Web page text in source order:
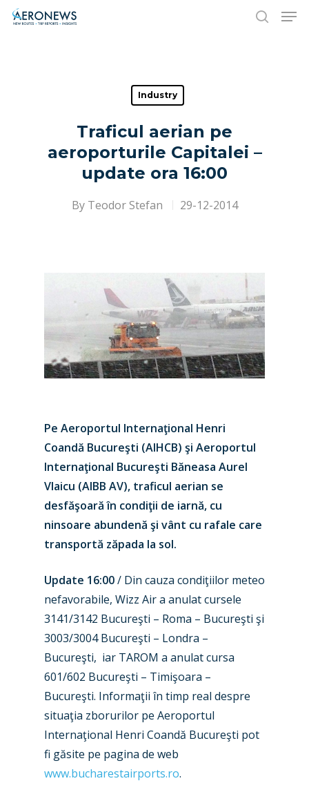
Hit enter to search or ESC to close
Industry
Traficul aerian pe
aeroporturile Capitalei –
update ora 16:00
By Teodor Stefan 29-12-2014
Pe Aeroportul Internaţional Henri
Coandă Bucureşti (AIHCB) şi Aeroportul
Internaţional Bucureşti Băneasa Aurel
Vlaicu (AIBB AV), traficul aerian se
desfăşoară în condiţii de iarnă, cu
ninsoare abundenă şi vânt cu rafale care
transportă zăpada la sol.
Update 16:00/ Din cauza condiţiilor meteo
nefavorabile, Wizz Air a anulat cursele
3141/3142 Bucureşti – Roma – Bucureşti şi
3003/3004 Bucureşti – Londra –
Bucureşti, iar TAROM a anulat cursa
601/602 Bucureşti – Timişoara –
Bucureşti. Informaţii în timp real despre
situaţia zborurilor pe Aeroportul
Internaţional Henri Coandă Bucureşti pot
fi găsite pe pagina de web
www.bucharestairports.ro.